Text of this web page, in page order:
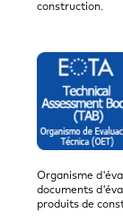
construction.
Organisme
documents
produits de